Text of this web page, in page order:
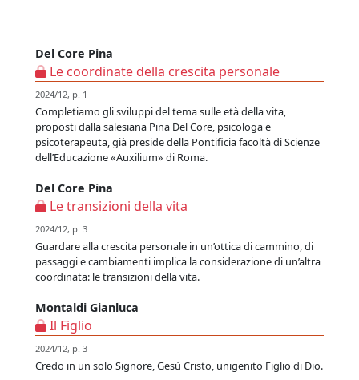
Del Core Pina
Le coordinate della crescita personale
2024/12, p. 1
Completiamo gli sviluppi del tema sulle età della vita,
proposti dalla salesiana Pina Del Core, psicologa e
psicoterapeuta, già preside della Pontificia facoltà di Scienze
dell’Educazione «Auxilium» di Roma.
Del Core Pina
Le transizioni della vita
2024/12, p. 3
Guardare alla crescita personale in un’ottica di cammino, di
passaggi e cambiamenti implica la considerazione di un’altra
coordinata: le transizioni della vita.
Montaldi Gianluca
Il Figlio
2024/12, p. 3
Credo in un solo Signore, Gesù Cristo, unigenito Figlio di Dio.